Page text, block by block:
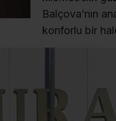
Balçova’nın
konforlu bir